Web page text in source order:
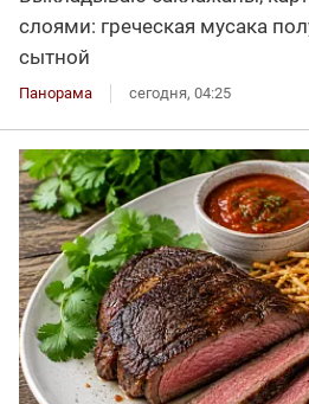
слоями: греческая мусака
сытной
Панорама сегодня, 04:25